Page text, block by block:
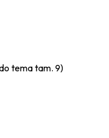
tema tam. 9)